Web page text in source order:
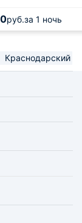
руб.за 1 ночь
Краснодарский